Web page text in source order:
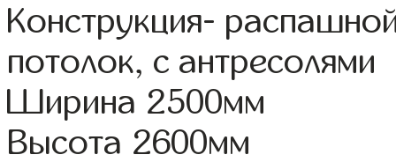
Конструкция-
потолок, с антресолями
Ширина 2500мм
Высота 2600мм